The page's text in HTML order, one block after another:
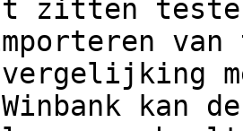
zitten
Winbank kan